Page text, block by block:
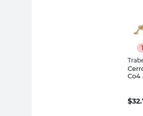
Co4
$